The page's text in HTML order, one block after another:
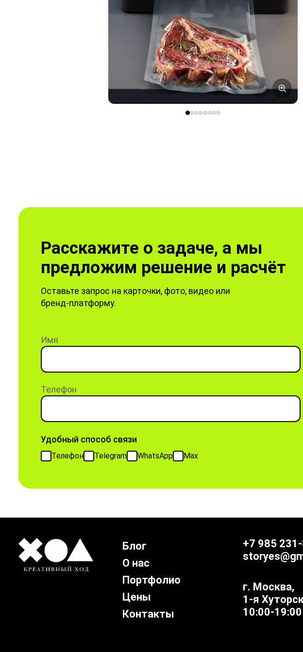
Расскажите о задаче, а мы
предложим решение и расчёт
Оставьте запрос на карточки, фото, видео или
бренд-платформу.
Имя
Телефон
Удобный способ связи
Телефон Telegram WhatsApp Max
Блог
О нас
Портфолио
Цены
Контакты
+7 985
г. Москва,
1-я
10:00-